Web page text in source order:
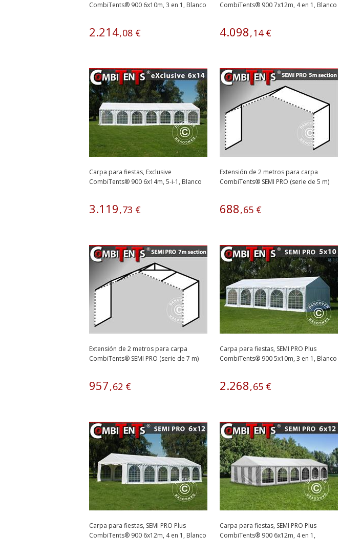
CombiTents® 900 6x10m, 3 en 1, Blanco
2.214,08 €
CombiTents® 900 7x12m, 4 en 1, Blanco
4.098,14€
Carpa para fiestas, Exclusive
CombiTents® 900 6x14m, 5-i-1, Blanco
3.119,73 €
Extensión de 2 metros para carpa
CombiTents® SEMI PRO (serie de 5 m)
688,65 €
Extensión de 2 metros para carpa
CombiTents® SEMI PRO (serie de 7 m)
957,62 €
Carpa para fiestas, SEMI PRO Plus
CombiTents® 900 5x10m, 3 en 1, Blanco
2.268,65 €
Carpa para fiestas, SEMI PRO Plus
CombiTents® 900 6x12m, 4 en 1, Blanco
Carpa para fiestas, SEMI PRO Plus
CombiTents® 900 6x12m, 4 en 1,